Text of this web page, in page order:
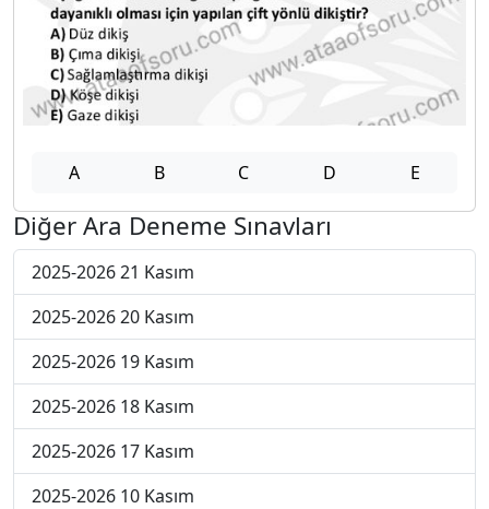
A B C D E
Diğer Ara Deneme Sınavları
2025-2026 21 Kasım
2025-2026 20 Kasım
2025-2026 19 Kasım
2025-2026 18 Kasım
2025-2026 17 Kasım
2025-2026 10 Kasım